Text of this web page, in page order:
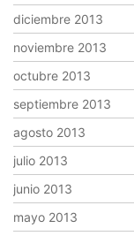
diciembre 2013
noviembre 2013
octubre 2013
septiembre 2013
agosto 2013
julio 2013
junio 2013
mayo 2013